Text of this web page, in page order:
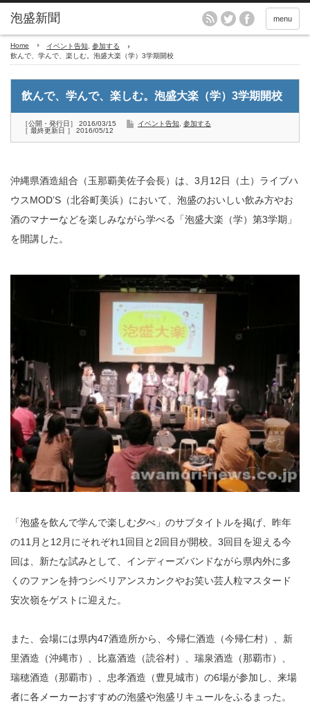
menu
Home イベント告知
参加する
飲んで、学んで、楽しむ。泡盛大楽（学）3学期開校
飲んで、学んで、楽しむ。泡盛大楽（学）3学期開校
［公開・発行日］ 2016/03/15
［ 最終更新日 ］ 2016/05/12
イベント告知 参加する
沖縄県酒造組合（玉那覇美佐子会長）は、3月12日（土）ライブハ
ウスMOD’S（北谷町美浜）において、泡盛のおいしい飲み方やお
酒のマナーなどを楽しみながら学べる「泡盛大楽（学）第3学期」
を開講した。
「泡盛を飲んで学んで楽しむ夕べ」のサブタイトルを掲げ、昨年
の11月と12月にそれぞれ1回目と2回目が開校。3回目を迎える今
回は、新たな試みとして、インディーズバンドながら県内外に多
くのファンを持つシベリアンスカンクやお笑い芸人粒マスタード
安次嶺をゲストに迎えた。
また、会場には県内47酒造所から、今帰仁酒造（今帰仁村）、新
里酒造（沖縄市）、比嘉酒造（読谷村）、瑞泉酒造（那覇市）、
瑞穂酒造（那覇市）、忠孝酒造（豊見城市）の6場が参加し、来場
者に各メーカーおすすめの泡盛や泡盛リキュールをふるまった。